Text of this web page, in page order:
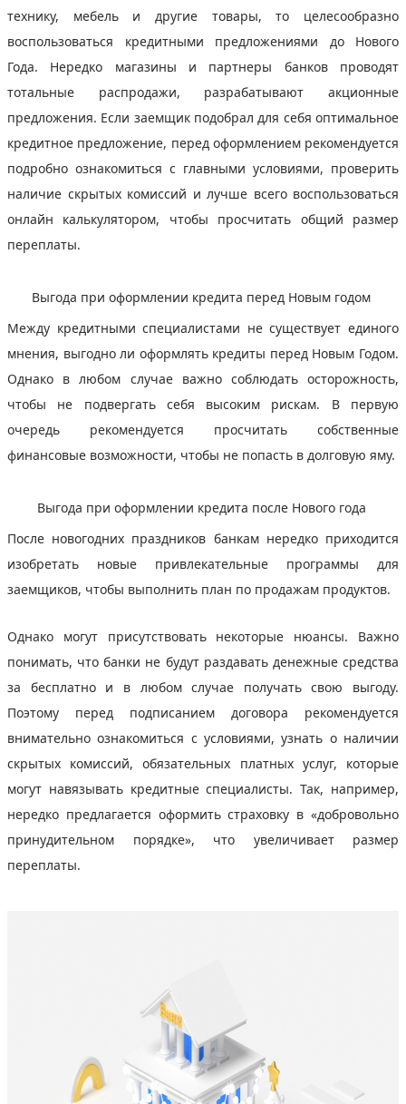
технику, мебель и другие товары, то целесообразно
воспользоваться кредитными предложениями до Нового
Года. Нередко магазины и партнеры банков проводят
тотальные распродажи, разрабатывают акционные
предложения. Если заемщик подобрал для себя оптимальное
кредитное предложение, перед оформлением рекомендуется
подробно ознакомиться с главными условиями, проверить
наличие скрытых комиссий и лучше всего воспользоваться
онлайн калькулятором, чтобы просчитать общий размер
переплаты.
Выгода при оформлении кредита перед Новым годом
Между кредитными специалистами не существует единого
мнения, выгодно ли оформлять кредиты перед Новым Годом.
Однако в любом случае важно соблюдать осторожность,
чтобы не подвергать себя высоким рискам. В первую
очередь рекомендуется просчитать собственные
финансовые возможности, чтобы не попасть в долговую яму.
Выгода при оформлении кредита после Нового года
После новогодних праздников банкам нередко приходится
изобретать новые привлекательные программы для
заемщиков, чтобы выполнить план по продажам продуктов.
Однако могут присутствовать некоторые нюансы. Важно
понимать, что банки не будут раздавать денежные средства
за бесплатно и в любом случае получать свою выгоду.
Поэтому перед подписанием договора рекомендуется
внимательно ознакомиться с условиями, узнать о наличии
скрытых комиссий, обязательных платных услуг, которые
могут навязывать кредитные специалисты. Так, например,
нередко предлагается оформить страховку в «добровольно
принудительном порядке», что увеличивает размер
переплаты.